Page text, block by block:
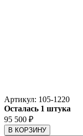
Артикул: 105-1220
Осталась 1 штука
95 500 ₽
В КОРЗИНУ